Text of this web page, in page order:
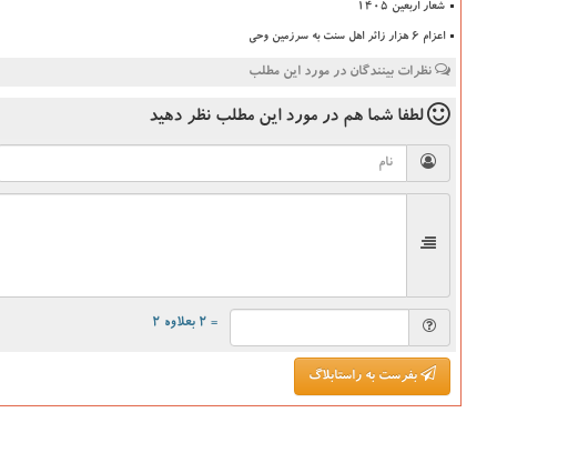
شعار اربعین ۱۴۰۵
اعزام ۶ هزار زائر اهل سنت به سرزمین وحی
نظرات بینندگان در مورد این مطلب
لطفا شما هم در مورد این مطلب نظر دهید
= ۲ بعلاوه ۲
بفرست به راستابلاگ